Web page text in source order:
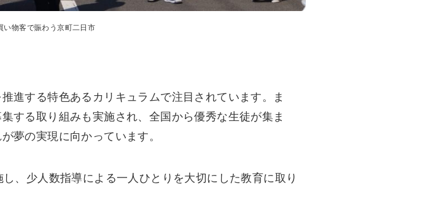
い物客で賑わう京町二日市
進する特色あるカリキュラムで注目されています。ま
する取り組みも実施され、全国から優秀な生徒が集ま
夢の実現に向かっています。
、少人数指導による一人ひとりを大切にした教育に取り